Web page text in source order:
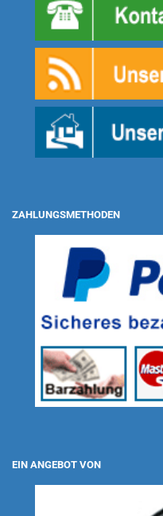
ZAHLUNGSMETHODEN
EIN ANGEBOT VON